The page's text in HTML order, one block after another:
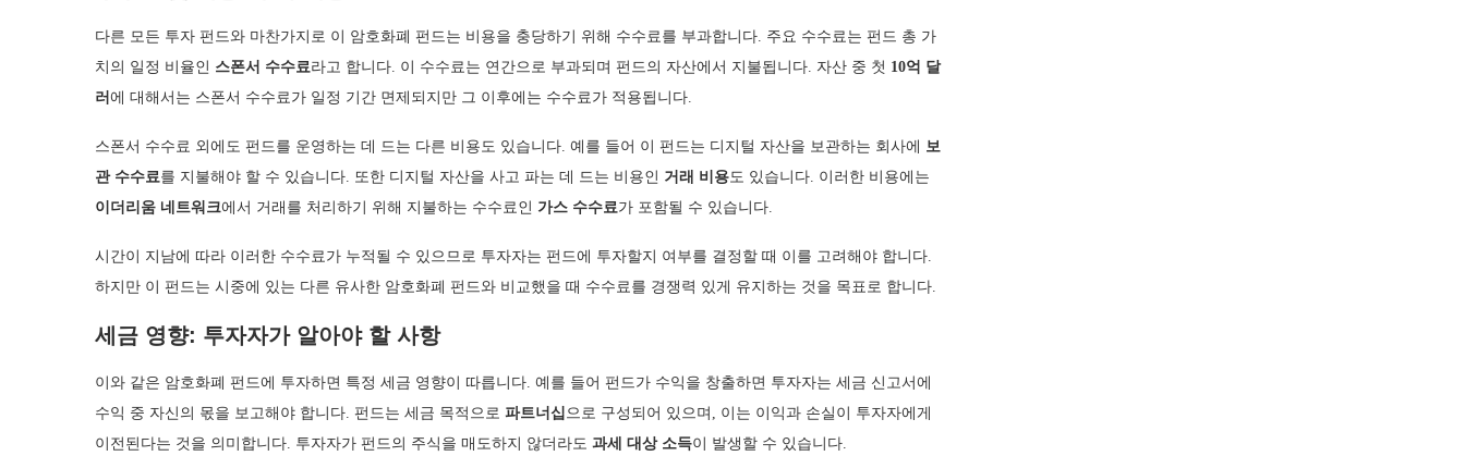
다른 모든 투자 펀드와 마찬가지로 이 암호화폐 펀드는 비용을 충당하기 위해 수수료를 부과합니다. 주요 수수료는 펀드 총 가
치의 일정 비율인 스폰서 수수료라고 합니다. 이 수수료는 연간으로 부과되며 펀드의 자산에서 지불됩니다. 자산 중 첫 10억 달
러 에 대해서는 스폰서 수수료가 일정 기간 면제되지만 그 이후에는 수수료가 적용됩니다.
스폰서 수수료 외에도 펀드를 운영하는 데 드는 다른 비용도 있습니다. 예를 들어 이 펀드는 디지털 자산을 보관하는 회사에 보
관 수수료를 지불해야 할 수 있습니다. 또한 디지털 자산을 사고 파는 데 드는 비용인 거래 비용도 있습니다. 이러한 비용에는
이더리움 네트워크에서 거래를 처리하기 위해 지불하는 수수료인 가스 수수료가 포함될 수 있습니다.
시간이 지남에 따라 이러한 수수료가 누적될 수 있으므로 투자자는 펀드에 투자할지 여부를 결정할 때 이를 고려해야 합니다.
하지만 이 펀드는 시중에 있는 다른 유사한 암호화폐 펀드와 비교했을 때 수수료를 경쟁력 있게 유지하는 것을 목표로 합니다.
세금 영향: 투자자가 알아야 할 사항
이와 같은 암호화폐 펀드에 투자하면 특정 세금 영향이 따릅니다. 예를 들어 펀드가 수익을 창출하면 투자자는 세금 신고서에
수익 중 자신의 몫을 보고해야 합니다. 펀드는 세금 목적으로 파트너십 으로 구성되어 있으며, 이는 이익과 손실이 투자자에게
이전된다는 것을 의미합니다. 투자자가 펀드의 주식을 매도하지 않더라도 과세 대상 소득이 발생할 수 있습니다.